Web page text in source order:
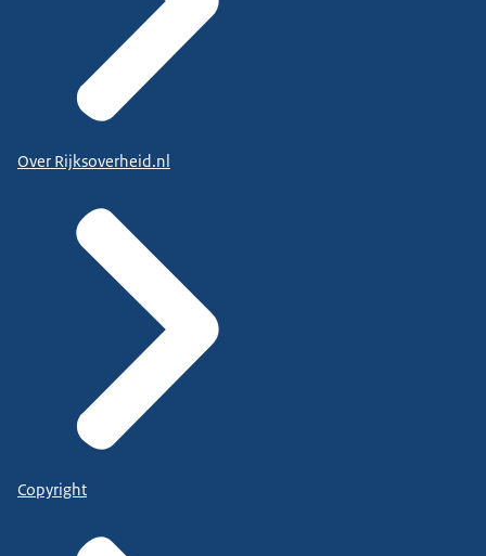
Over Rijksoverheid.nl
Copyright